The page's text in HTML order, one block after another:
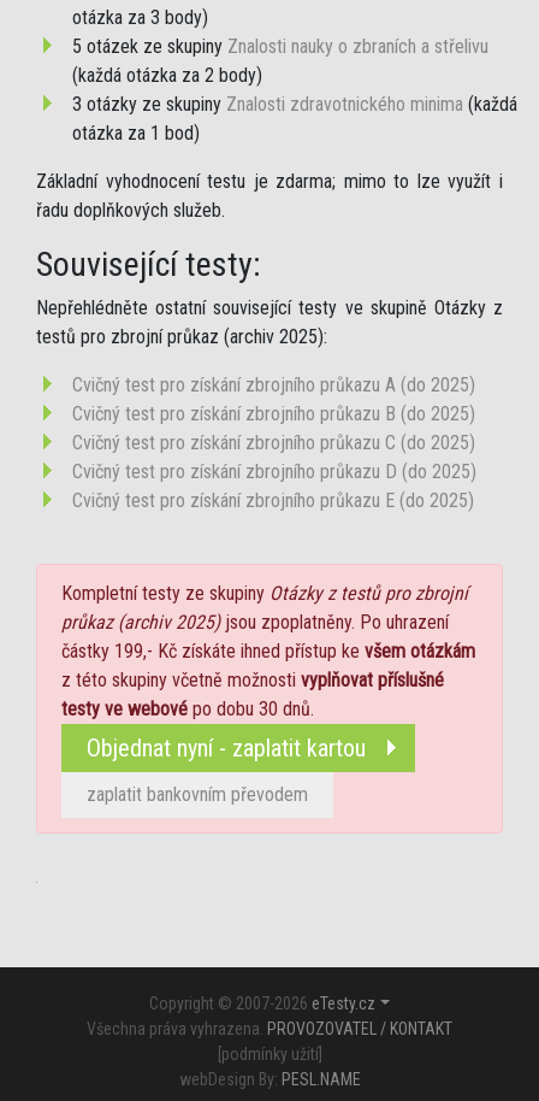
otázka za 3 body)
5 otázek ze skupiny Znalosti nauky o zbraních a střelivu
(každá otázka za 2 body)
3 otázky ze skupiny Znalosti zdravotnického minima (každá
otázka za 1 bod)
Základní vyhodnocení testu je zdarma; mimo to lze využít i
řadu doplňkových služeb.
Související testy:
Nepřehlédněte ostatní související testy ve skupině Otázky z
testů pro zbrojní průkaz (archiv 2025):
Cvičný test pro získání zbrojního průkazu A (do 2025)
Cvičný test pro získání zbrojního průkazu B (do 2025)
Cvičný test pro získání zbrojního průkazu C (do 2025)
Cvičný test pro získání zbrojního průkazu D (do 2025)
Cvičný test pro získání zbrojního průkazu E (do 2025)
Kompletní testy ze skupiny Otázky z testů pro zbrojní
průkaz (archiv 2025)jsou zpoplatněny. Po uhrazení
částky 199,- Kč získáte ihned přístup ke všem otázkám
z této skupiny včetně možnosti vyplňovat příslušné
testy ve webové po dobu 30 dnů.
Objednat nyní - zaplatit kartou
zaplatit bankovním převodem
Copyright © 2007-2026 eTesty.cz
Všechna práva vyhrazena. PROVOZOVATEL / KONTAKT
podmínky užití]
webDesign By: PESL.NAME